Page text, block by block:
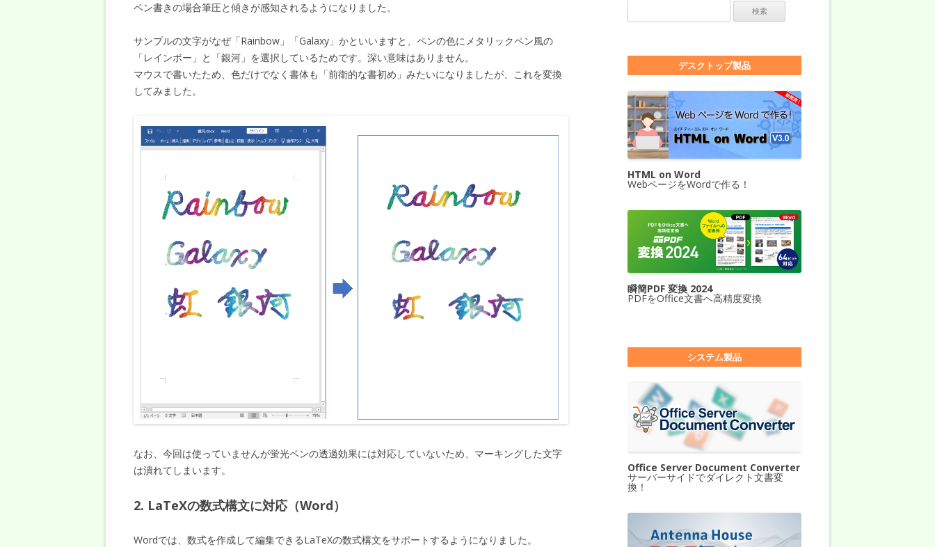
ペン書きの場合筆圧と傾きが感知されるようになりました。
サンプルの文字がなぜ「Rainbow」「Galaxy」かといいますと、ペンの色にメタリックペン風の
「レインボー」と「銀河」を選択しているためです。深い意味はありません。
マウスで書いたため、色だけでなく書体も「前衛的な書初め」みたいになりましたが、これを変換
してみました。
なお、今回は使っていませんが蛍光ペンの透過効果には対応していないため、マーキングした文字
は潰れてしまいます。
2. LaTeXの数式構文に対応（Word）
Wordでは、数式を作成して編集できるLaTeXの数式構文をサポートするようになりました。
デスクトップ製品
HTML on Word
WebページをWordで作る！
瞬簡PDF 変換 2024
PDFをOffice文書へ高精度変換
システム製品
Office Server Document Converter
サーバーサイドでダイレクト文書変
換！